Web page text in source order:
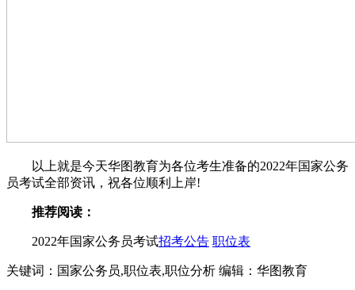
以上就是今天华图教育为各位考生准备的2022年国家公务
员考试全部资讯，祝各位顺利上岸!
推荐阅读：
2022年国家公务员考试招考公告 职位表
关键词：国家公务员,职位表,职位分析 编辑：华图教育